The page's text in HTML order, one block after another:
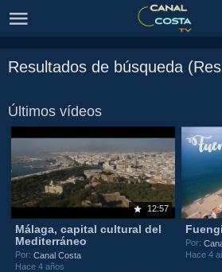
Resultados de búsqueda
Últimos vídeos
12:57
Málaga, capital cultural del
Mediterráneo
Por:Canal Costa
Hace 4 años
Por:
Hace 4